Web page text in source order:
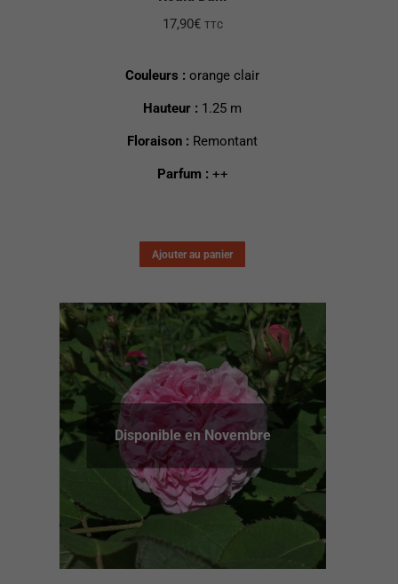
17,90€ TTC
Couleurs : orange clair
Hauteur : 1.25 m
Floraison : Remontant
Parfum : ++
Ajouter au panier
Disponible en Novembre